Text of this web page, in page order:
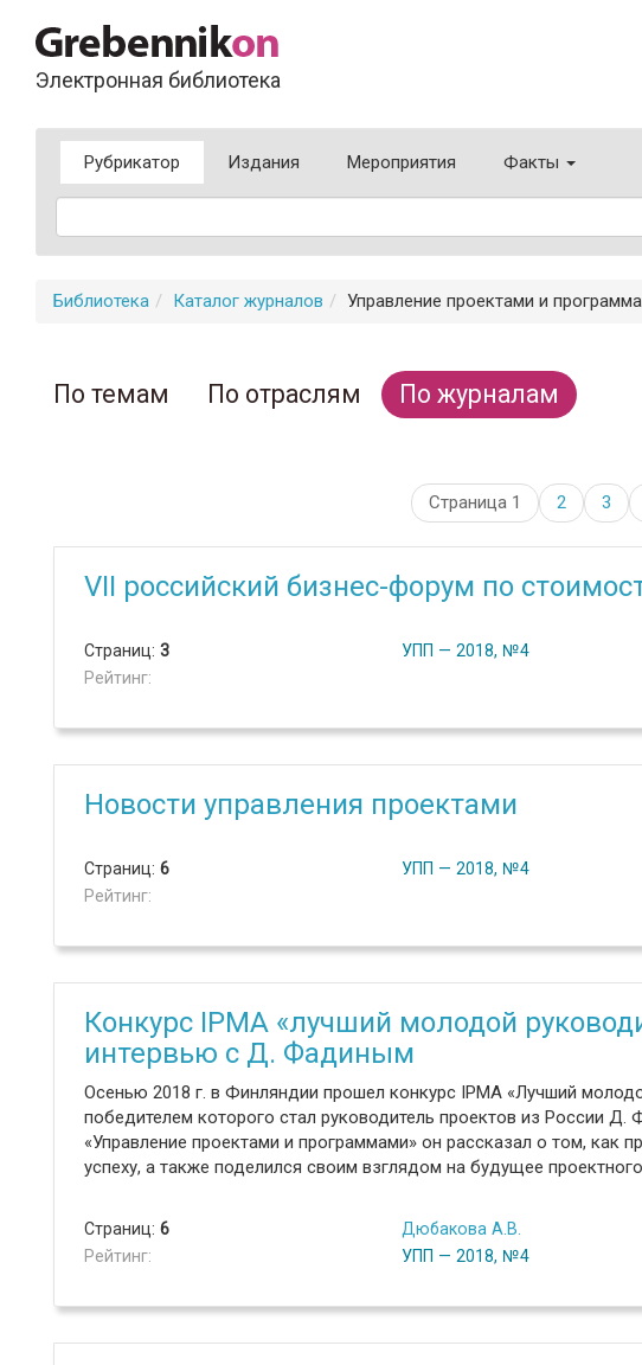
Электронная библиотека
Рубрикатор Издания Мероприятия Факты
Библиотека Каталог журналов Управление проектами и
По темам По отраслям По журналам
Страница 1 2 3
VII российский бизнес-форум по
Страниц: 3
Рейтинг:
УПП — 2018, №4
Новости управления проектами
Страниц: 6
Рейтинг:
УПП — 2018, №4
Конкурс IPMA «лучший молодой
интервью с Д. Фадиным
Осенью 2018 г. в Финляндии прошел конкурс IPMA «Лучший
победителем которого стал руководитель проектов из России Д.
«Управление проектами и программами» он рассказал о том, как
успеху, а также поделился своим взглядом на будущее
Страниц: 6
Рейтинг:
Дюбакова А.В.
УПП — 2018, №4